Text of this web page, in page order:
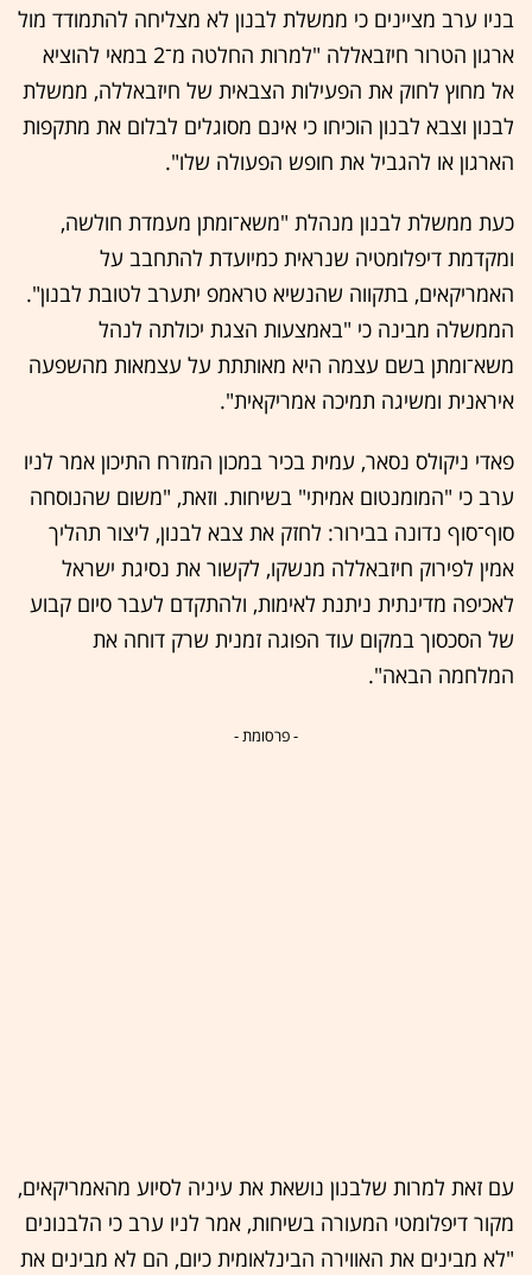
בניו ערב מציינים כי ממשלת לבנון לא מצליחה להתמודד מול
ארגון הטרור חיזבאללה "למרות החלטה מ־2 במאי להוציא
אל מחוץ לחוק את הפעילות הצבאית של חיזבאללה, ממשלת
לבנון וצבא לבנון הוכיחו כי אינם מסוגלים לבלום את מתקפות
הארגון או להגביל את חופש הפעולה שלו".
כעת ממשלת לבנון מנהלת "משא־ומתן מעמדת חולשה,
ומקדמת דיפלומטיה שנראית כמיועדת להתחבב על
האמריקאים, בתקווה שהנשיא טראמפ יתערב לטובת לבנון".
הממשלה מבינה כי "באמצעות הצגת יכולתה לנהל
משא־ומתן בשם עצמה היא מאותתת על עצמאות מהשפעה
איראנית ומשיגה תמיכה אמריקאית".
פאדי ניקולס נסאר, עמית בכיר במכון המזרח התיכון אמר לניו
ערב כי "המומנטום אמיתי" בשיחות. וזאת, "משום שהנוסחה
סוף־סוף נדונה בבירור: לחזק את צבא לבנון, ליצור תהליך
אמין לפירוק חיזבאללה מנשקו, לקשור את נסיגת ישראל
לאכיפה מדינתית ניתנת לאימות, ולהתקדם לעבר סיום קבוע
של הסכסוך במקום עוד הפוגה זמנית שרק דוחה את
המלחמה הבאה".
- פרסומת -
עם זאת למרות שלבנון נושאת את עיניה לסיוע מהאמריקאים,
מקור דיפלומטי המעורה בשיחות, אמר לניו ערב כי הלבנונים
"לא מבינים את האווירה הבינלאומית כיום, הם לא מבינים את